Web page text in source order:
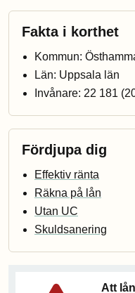
Fakta i korthet
Kommun:
Län: Uppsala län
Invånare: 22 181
Fördjupa dig
Effektiv ränta
Räkna på lån
Utan UC
Skuldsanering
Att